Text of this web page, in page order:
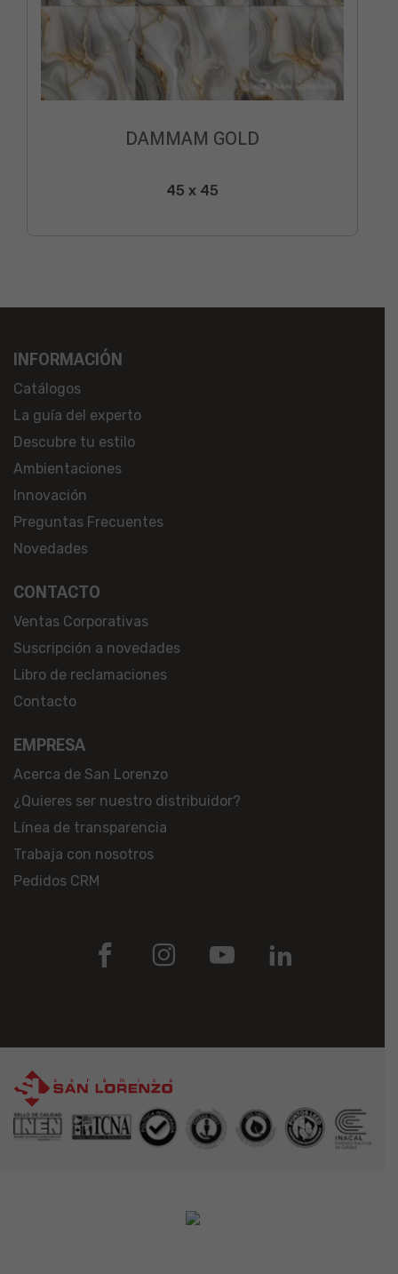
DAMMAM GOLD
45 x 45
INFORMACIÓN
Catálogos
La guía del experto
Descubre tu estilo
Ambientaciones
Innovación
Preguntas Frecuentes
Novedades
CONTACTO
Ventas Corporativas
Suscripción a novedades
Libro de reclamaciones
Contacto
EMPRESA
Acerca de San Lorenzo
¿Quieres ser nuestro distribuidor?
Línea de transparencia
Trabaja con nosotros
Pedidos CRM